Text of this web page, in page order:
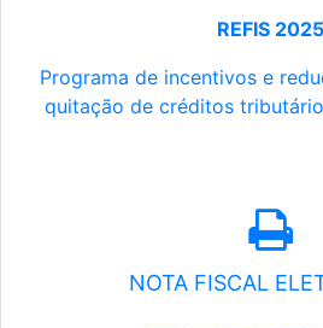
REFIS 2025
Programa de incentivos e
quitação de créditos
NOTA FISCAL